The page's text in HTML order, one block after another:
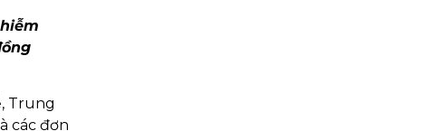
Trung
các đơn